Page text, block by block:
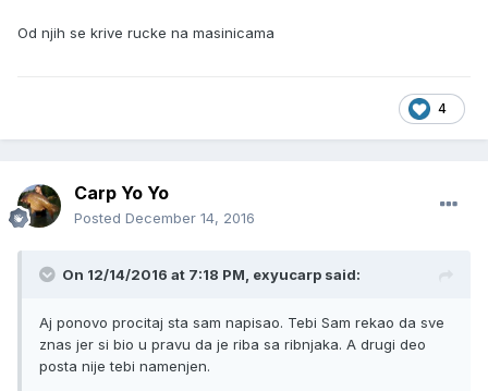
Od njih se krive rucke na masinicama
4
Carp Yo Yo
Posted December 14, 2016
On 12/14/2016 at 7:18 PM, exyucarp said:
Aj ponovo procitaj sta sam napisao. Tebi Sam rekao da sve
znas jer si bio u pravu da je riba sa ribnjaka. A drugi deo
posta nije tebi namenjen.